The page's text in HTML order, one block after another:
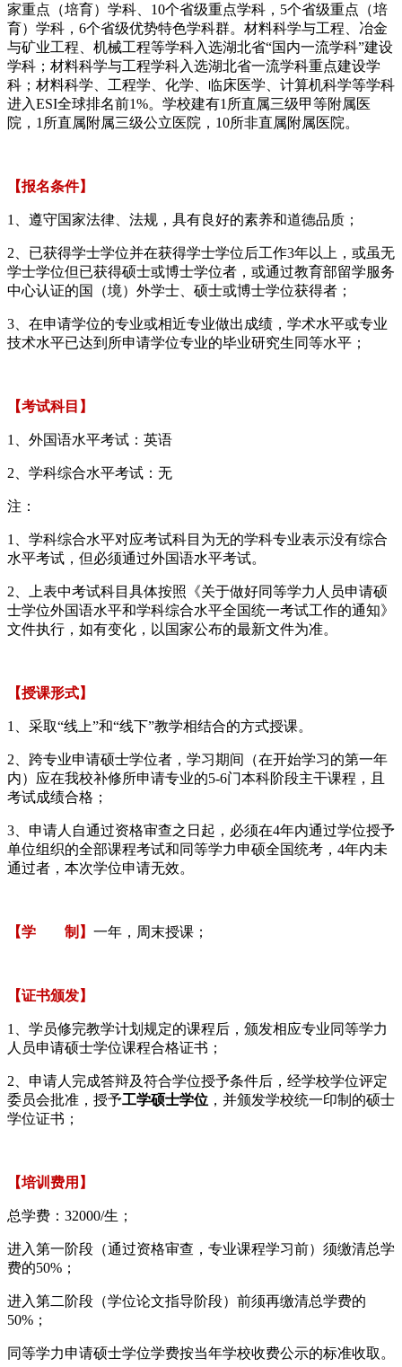
家重点（培育）学科、10个省级重点学科，5个省级重点（培
育）学科，6个省级优势特色学科群。材料科学与工程、冶金
与矿业工程、机械工程等学科入选湖北省“国内一流学科”建设
学科；材料科学与工程学科入选湖北省一流学科重点建设学
科；材料科学、工程学、化学、临床医学、计算机科学等学科
进入ESI全球排名前1%。学校建有1所直属三级甲等附属医
院，1所直属附属三级公立医院，10所非直属附属医院。
【报名条件】
1、遵守国家法律、法规，具有良好的素养和道德品质；
2、已获得学士学位并在获得学士学位后工作3年以上，或虽无
学士学位但已获得硕士或博士学位者，或通过教育部留学服务
中心认证的国（境）外学士、硕士或博士学位获得者；
3、在申请学位的专业或相近专业做出成绩，学术水平或专业
技术水平已达到所申请学位专业的毕业研究生同等水平；
【考试科目】
1、外国语水平考试：英语
2、学科综合水平考试：无
注：
1、学科综合水平对应考试科目为无的学科专业表示没有综合
水平考试，但必须通过外国语水平考试。
2、上表中考试科目具体按照《关于做好同等学力人员申请硕
士学位外国语水平和学科综合水平全国统一考试工作的通知》
文件执行，如有变化，以国家公布的最新文件为准。
【授课形式】
1、采取“线上”和“线下”教学相结合的方式授课。
2、跨专业申请硕士学位者，学习期间（在开始学习的第一年
内）应在我校补修所申请专业的5-6门本科阶段主干课程，且
考试成绩合格；
3、申请人自通过资格审查之日起，必须在4年内通过学位授予
单位组织的全部课程考试和同等学力申硕全国统考，4年内未
通过者，本次学位申请无效。
【学 制】 一年，周末授课；
【证书颁发】
1、学员修完教学计划规定的课程后，颁发相应专业同等学力
人员申请硕士学位课程合格证书；
2、申请人完成答辩及符合学位授予条件后，经学校学位评定
委员会批准，授予工学硕士学位 ，并颁发学校统一印制的硕士
学位证书；
【培训费用】
总学费：32000/生；
进入第一阶段（通过资格审查，专业课程学习前）须缴清总学
费的50%；
进入第二阶段（学位论文指导阶段）前须再缴清总学费的
50%；
同等学力申请硕士学位学费按当年学校收费公示的标准收取。